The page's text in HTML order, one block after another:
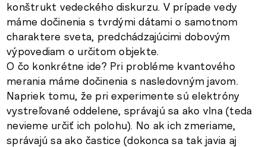
konštrukt vedeckého diskurzu. V prípade vedy
máme dočinenia s tvrdými dátami o samotnom
charaktere sveta, predchádzajúcimi dobovým
výpovediam o určitom objekte.
O čo konkrétne ide? Pri probléme kvantového
merania máme dočinenia s nasledovným javom.
Napriek tomu, že pri experimente sú elektróny
vystreľované oddelene, správajú sa ako vlna (teda
nevieme určiť ich polohu). No ak ich zmeriame,
správajú sa ako častice (dokonca sa tak javia aj